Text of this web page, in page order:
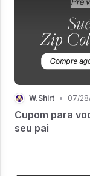
W.Shirt • 07/
Cupom para
seu pai